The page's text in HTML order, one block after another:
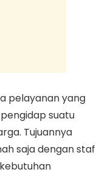
pelayanan yang
suatu
Tujuannya
saja dengan staf